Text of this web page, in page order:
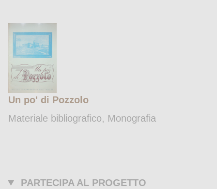
Un po' di Pozzolo
Materiale bibliografico, Monografia
PARTECIPA AL PROGETTO